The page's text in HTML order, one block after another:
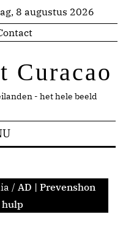
8 augustus 2026
Curacao
- het hele beeld
/ AD | Prevenshon
hulp